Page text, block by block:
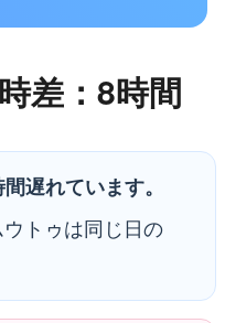
差：8時間
遅れています。
トゥは同じ日の